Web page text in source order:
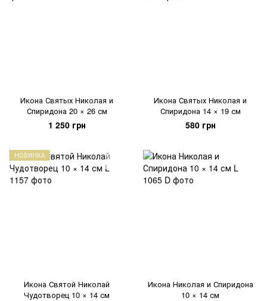
Икона Святых Николая и
Спиридона 20 × 26 см
1 250 грн
Икона Святых Николая и
Спиридона 14 × 19 см
580 грн
НОВИНКА
Икона Святой Николай
Чудотворец 10 × 14 см
Икона Николая и Спиридона
10 × 14 см